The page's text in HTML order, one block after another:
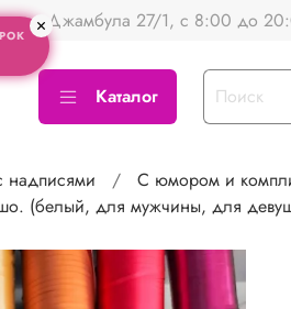
Джамбула 27/1, с 8:00 до
Каталог
С юмором и
(белый, для мужчины, для